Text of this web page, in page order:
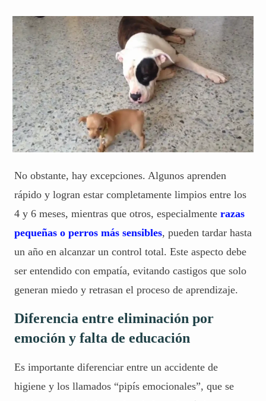
No obstante, hay excepciones. Algunos aprenden
rápido y logran estar completamente limpios entre los
4 y 6 meses, mientras que otros, especialmente razas
pequeñas o perros más sensibles, pueden tardar hasta
un año en alcanzar un control total. Este aspecto debe
ser entendido con empatía, evitando castigos que solo
generan miedo y retrasan el proceso de aprendizaje.
Diferencia entre eliminación por
emoción y falta de educación
Es importante diferenciar entre un accidente de
higiene y los llamados “pipís emocionales”, que se